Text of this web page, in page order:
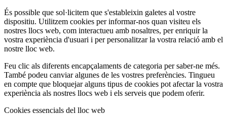
És possible que sol·licitem que s'estableixin galetes al vostre
dispositiu. Utilitzem cookies per informar-nos quan visiteu els
nostres llocs web, com interactueu amb nosaltres, per enriquir la
vostra experiència d'usuari i per personalitzar la vostra relació amb el
nostre lloc web.
Feu clic als diferents encapçalaments de categoria per saber-ne més.
També podeu canviar algunes de les vostres preferències. Tingueu
en compte que bloquejar alguns tipus de cookies pot afectar la vostra
experiència als nostres llocs web i els serveis que podem oferir.
Cookies essencials del lloc web